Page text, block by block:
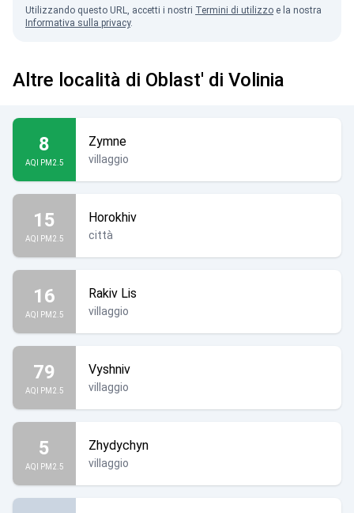
Utilizzando questo URL, accetti i nostri Termini di utilizzo e la nostra
Informativa sulla privacy.
Altre località di Oblast' di Volinia
8
AQI PM2.5
Zymne
villaggio
15
AQI PM2.5
Horokhiv
città
16
AQI PM2.5
Rakiv Lis
villaggio
79
AQI PM2.5
Vyshniv
villaggio
5
AQI PM2.5
Zhydychyn
villaggio